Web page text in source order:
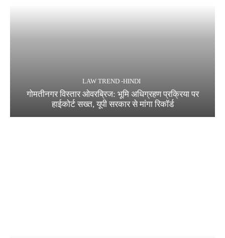
LAW TREND -HINDI
गोमतीनगर विस्तार ओवरब्रिज: भूमि अधिग्रहण प्रक्रिया पर
हाईकोर्ट सख्त, यूपी सरकार से मांगा रिकॉर्ड